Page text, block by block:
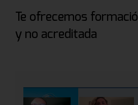
Te ofrecemos
y no acreditada